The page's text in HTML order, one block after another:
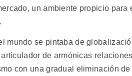
un ambiente propicio
mundo se pintaba de
de armónicas
con una gradual eliminación